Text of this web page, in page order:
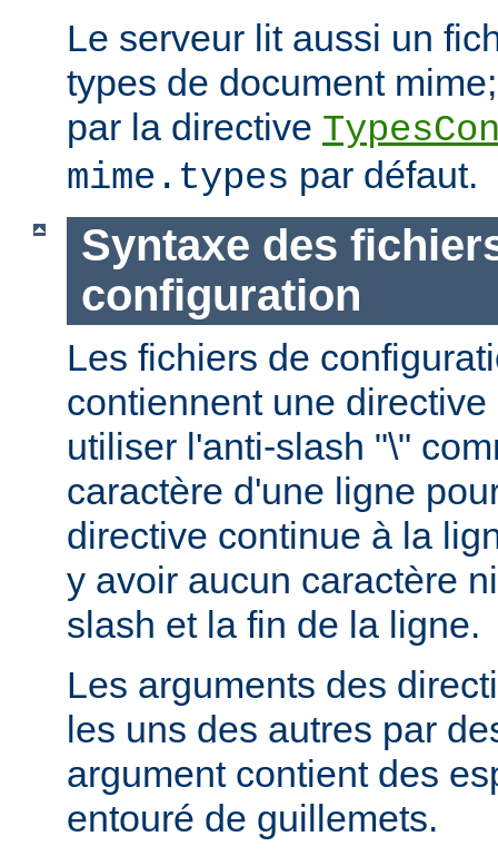
Le serveur lit aussi un
types de document
par la directive
mime.types par défaut.
Syntaxe des
configuration
Les fichiers de
contiennent une
utiliser l'anti-slash "\"
caractère d'une ligne
directive continue à la
y avoir aucun caractère
slash et la fin de la ligne.
Les arguments des
les uns des autres par
argument contient des
entouré de guillemets.